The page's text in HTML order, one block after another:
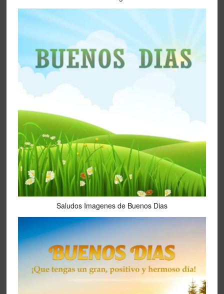
Saludos Imagenes de Buenos Dias